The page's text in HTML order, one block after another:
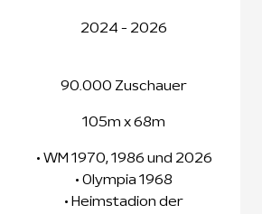
2024 - 2026
90.000 Zuschauer
105m x 68m
• WM 1970, 1986 und 2026
• Olympia 1968
• Heimstadion der